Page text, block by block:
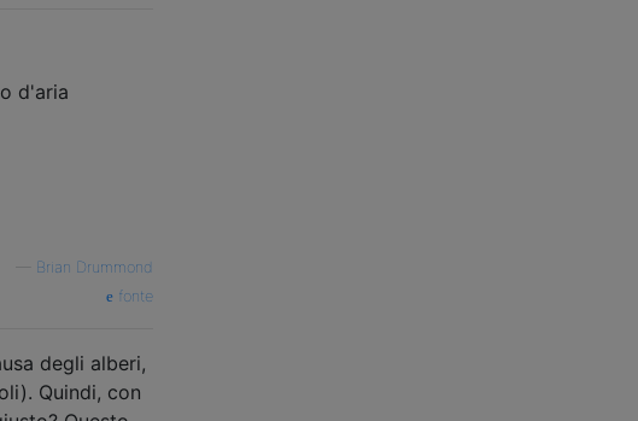
d'aria
Brian Drummond
fonte
degli alberi,
Quindi, con